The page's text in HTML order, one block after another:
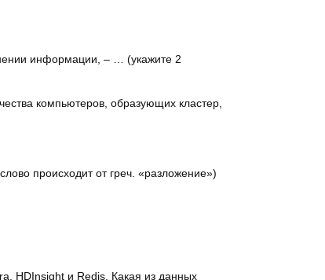
информации, – … (укажите 2
компьютеров, образующих кластер,
происходит от греч. «разложение»)
HDInsight и Redis. Какая из данных